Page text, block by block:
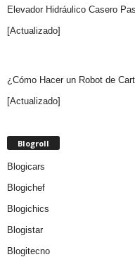
Elevador Hidráulico Casero
[Actualizado]
¿Cómo Hacer un Robot de
[Actualizado]
Blogroll
Blogicars
Blogichef
Blogichics
Blogistar
Blogitecno